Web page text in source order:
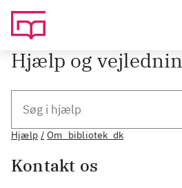
Hjælp og
Hjælp / Om_bibliotek_dk
Kontakt os